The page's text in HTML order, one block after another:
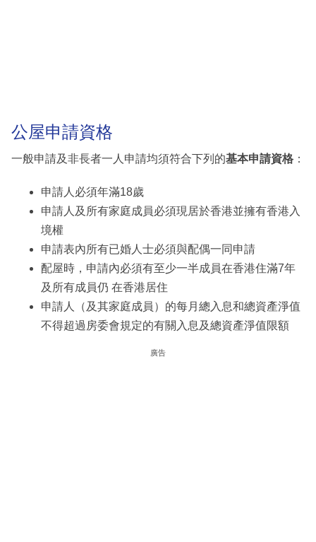
公屋申請資格
一般申請及非長者一人申請均須符合下列的基本申請資格 ：
申請人必須年滿18歲
申請人及所有家庭成員必須現居於香港並擁有香港入
境權
申請表內所有已婚人士必須與配偶一同申請
配屋時，申請內必須有至少一半成員在香港住滿7年
及所有成員仍 在香港居住
申請人（及其家庭成員）的每月總入息和總資產淨值
不得超過房委會規定的有關入息及總資產淨值限額
廣告